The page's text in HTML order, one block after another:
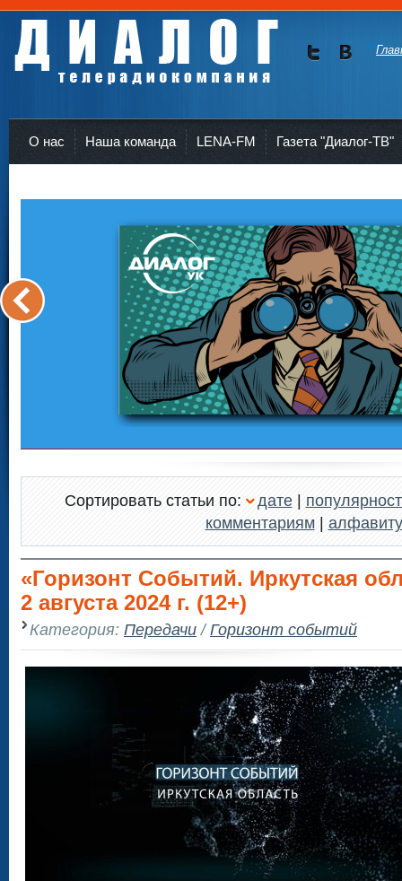
О нас Наша команда LENA-FM Газета "Диалог-ТВ"
Сортировать статьи по: дате|
комментариям| алфавиту
«Горизонт Событий. Иркутская
2 августа 2024 г. (12+)
Категория: Передачи/Горизонт событий